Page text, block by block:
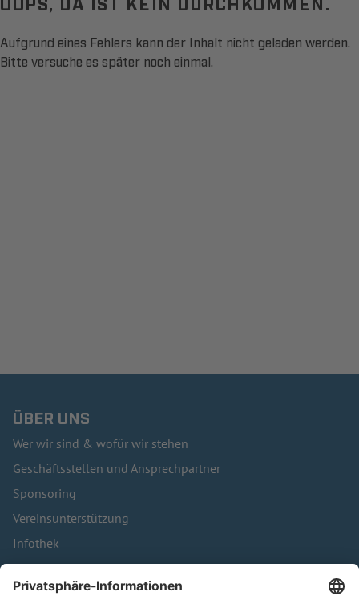
Aufgrund eines Fehlers kann der Inhalt nicht geladen werden.
Bitte versuche es später noch einmal.
ÜBER UNS
Wer wir sind & wofür wir stehen
Geschäftsstellen und Ansprechpartner
Sponsoring
Vereinsunterstützung
Infothek
Kontakt